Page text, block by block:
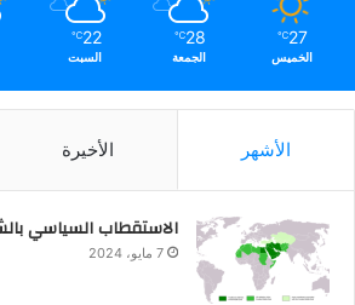
27
℃
الخميس
28
℃
الجمعة
22
℃
السبت
الأشهر الأخيرة
الاستقطاب السياسي
7 مايو، 2024